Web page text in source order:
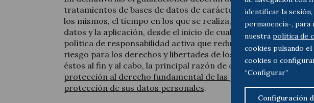
identificar la
permanencia-, para
nuestra politica de
cookies pulsando
cookies o
“Configurar”
Configuración
tratamientos de bases de datos de carácter personal, la
los mismos, el tiempo en los que se realiza, a quién transfiere
datos y la aplicación, desde el inicio de cualquier actividad, de
política de responsabilidad activa que reduzca al máximo
riesgo para los derechos y libertades de los interesados, porque
éstos al fin y al cabo, la principal razón de esta normativa:la
protección al derecho fundamental de las personas físicas de
protección de sus datos personales.